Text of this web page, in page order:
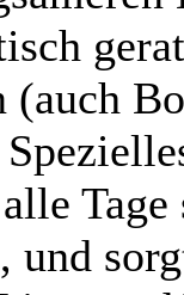
(auch